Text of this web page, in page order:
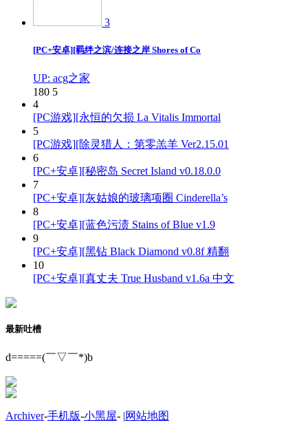
3
[PC+安卓][羁绊之滨/连接之岸 Shores of Co
UP: acg之家
180 5
4
[PC游戏][永恒的欠损 La Vitalis Immortal
5
[PC游戏][除灵猎人：第零羔羊 Ver2.15.01
6
[PC+安卓][秘密岛 Secret Island v0.18.0.0
7
[PC+安卓][灰姑娘的玻璃项圈 Cinderella’s
8
[PC+安卓][蓝色污渍 Stains of Blue v1.9
9
[PC+安卓][黑钻 Black Diamond v0.8f 精翻
10
[PC+安卓][真丈夫 True Husband v1.6a 中文
最新吐槽
d=====(￣▽￣*)b
Archiver-手机版-小黑屋- |网站地图